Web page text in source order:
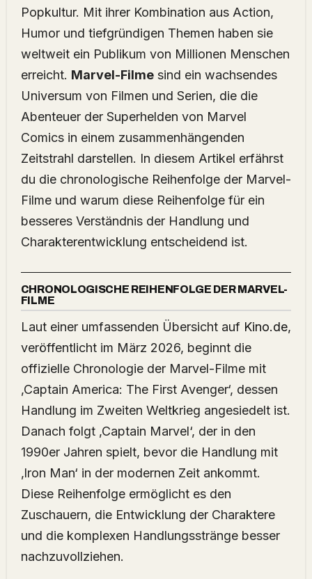
Popkultur. Mit ihrer Kombination aus Action,
Humor und tiefgründigen Themen haben sie
weltweit ein Publikum von Millionen Menschen
erreicht. Marvel-Filmesind ein wachsendes
Universum von Filmen und Serien, die die
Abenteuer der Superhelden von Marvel
Comics in einem zusammenhängenden
Zeitstrahl darstellen. In diesem Artikel erfährst
du die chronologische Reihenfolge der Marvel-
Filme und warum diese Reihenfolge für ein
besseres Verständnis der Handlung und
Charakterentwicklung entscheidend ist.
CHRONOLOGISCHE REIHENFOLGE DER MARVEL-
FILME
Laut einer umfassenden Übersicht auf Kino.de,
veröffentlicht im März 2026, beginnt die
offizielle Chronologie der Marvel-Filme mit
‚Captain America: The First Avenger‘, dessen
Handlung im Zweiten Weltkrieg angesiedelt ist.
Danach folgt ‚Captain Marvel‘, der in den
1990er Jahren spielt, bevor die Handlung mit
‚Iron Man‘ in der modernen Zeit ankommt.
Diese Reihenfolge ermöglicht es den
Zuschauern, die Entwicklung der Charaktere
und die komplexen Handlungsstränge besser
nachzuvollziehen.